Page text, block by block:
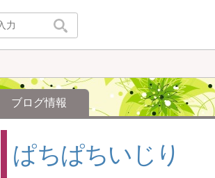
ブログ情報
ぱちぱちいじり